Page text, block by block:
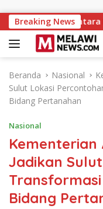
Breaking News
10 Sementara MTQ
Beranda Nasional
Sulut Lokasi
Bidang Pertanahan
Nasional
Kementerian
Jadikan
Bidang